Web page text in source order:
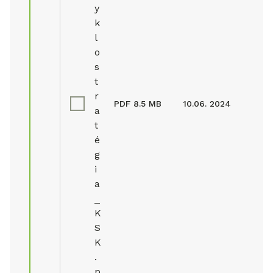
y
k
l
o
s
t
r
a
t
é
g
i
a
K
S
K
.
PDF 8.5 MB 10.06. 2024